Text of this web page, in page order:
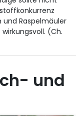
Raspelmäuler
(Ch.
und